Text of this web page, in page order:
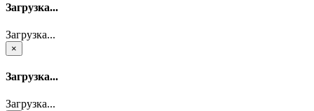
Загрузка...
Загрузка...
×
Загрузка...
Загрузка...